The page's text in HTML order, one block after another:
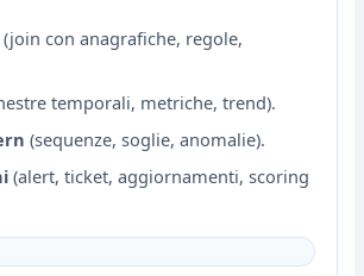
(join con anagrafiche, regole,
temporali, metriche, trend).
(sequenze, soglie, anomalie).
(alert, ticket, aggiornamenti, scoring